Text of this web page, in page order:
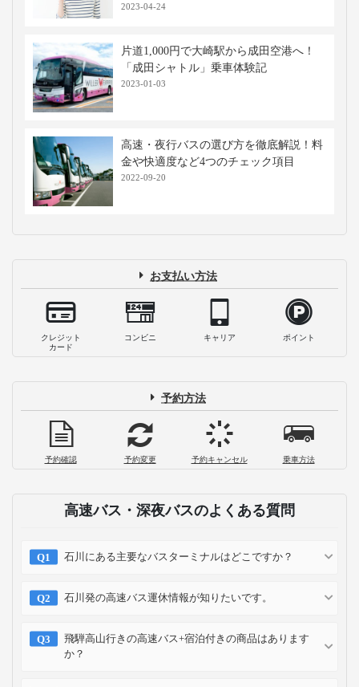
2023-04-24
片道1,000円で大崎駅から成田空港へ！
「成田シャトル」乗車体験記
2023-01-03
高速・夜行バスの選び方を徹底解説！料
金や快適度など4つのチェック項目
2022-09-20
お支払い方法
クレジット
カード
コンビニ キャリア ポイント
予約方法
予約確認 予約変更 予約キャンセル 乗車方法
高速バス・深夜バスのよくある質問
石川にある主要なバスターミナルはどこですか？
石川発の高速バス運休情報が知りたいです。
飛騨高山行きの高速バス+宿泊付きの商品はあります
か？